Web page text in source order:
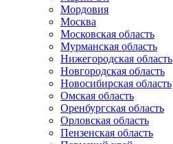
Мордовия
Москва
Московская область
Мурманская область
Нижегородская область
Новгородская область
Новосибирская область
Омская область
Оренбургская область
Орловская область
Пензенская область